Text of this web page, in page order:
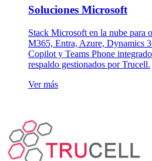
Soluciones Microsoft
Stack Microsoft en la nube para
M365, Entra, Azure, Dynamics
Copilot y Teams Phone
respaldo gestionados por Trucell.
Ver más